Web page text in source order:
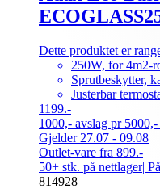
Dette produktet er
250W, for 4m2-
Sprutbeskytter,
Justerbar
1199.-
1000,- avslag pr
Gjelder 27.07 - 09.08
Outlet-vare fra 899.-
50+ stk. på nettlager|
814928